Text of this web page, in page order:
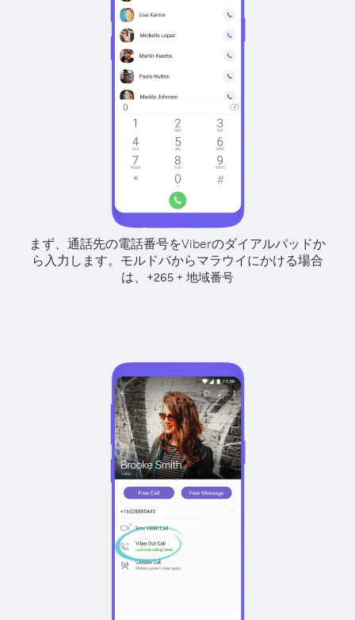
まず、通話先の電話番号をViberのダイアルパッドか
ら入力します。 モルドバからマラウイにかける場合
は、 +265 + 地域番号